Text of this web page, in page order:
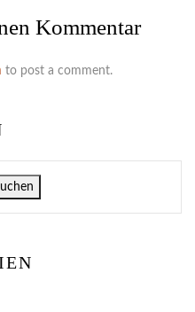
Kommentar
to post a comment.